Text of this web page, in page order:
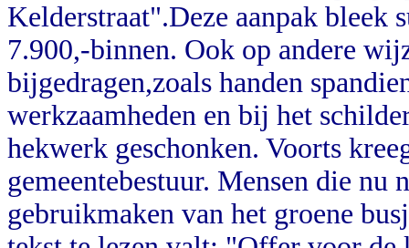
Kelderstraat".Deze aanpak bleek
7.900,-binnen. Ook op andere
bijgedragen,zoals handen
werkzaamheden en bij het
hekwerk geschonken. Voorts
gemeentebestuur. Mensen die
gebruikmaken van het groene